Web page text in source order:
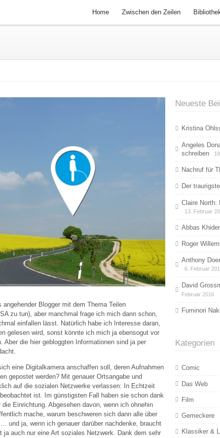
Home Zwischen den Zeilen
Blogger mit dem Thema Teilen
zu tun), aber manchmal frage ich mich dann schon,
einfallen lässt. Natürlich habe ich Interesse daran,
gelesen wird, sonst könnte ich mich ja ebensogut vor
die hier gebloggten Informationen sind ja per
eine Digitalkamera anschaffen soll, deren Aufnahmen
gepostet werden? Mit genauer Ortsangabe und
auf die sozialen Netzwerke verlassen: In Echtzeit
ist. Im günstigsten Fall haben sie schon dank
Einrichtung. Abgesehen davon, wenn ich ohnehin
mache, warum beschweren sich dann alle über
und ja, wenn ich genauer darüber nachdenke, braucht
auch nur eine Art soziales Netzwerk. Dank dem sehr
Neueste
Kristina
Angeles
schreiben
Nachruf für
Der
Claire North:
13. Februar
Abbas
Roger
Anthony
6. Februar
David
Februar 2016
Fuminori
Kategorien
Comic
Das Web
Film
Gemeckere
Klassiker &